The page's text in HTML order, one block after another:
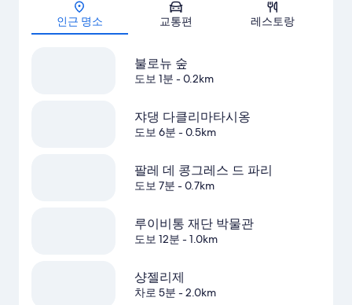
인근 명소 교통편 레스토랑
불로뉴 숲
도보 1분 - 0.2km
쟈댕 다클리마타시옹
도보 6분 - 0.5km
팔레 데 콩그레스 드 파리
도보 7분 - 0.7km
루이비통 재단 박물관
도보 12분 - 1.0km
샹젤리제
차로 5분 - 2.0km